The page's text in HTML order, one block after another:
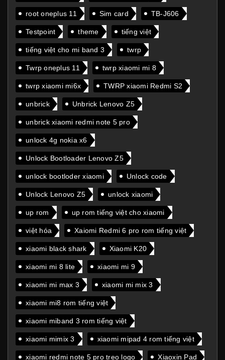
root oneplus 11 Sim card TB-J606
Testpoint theme tiếng việt
tiếng việt cho mi band 3 twrp
Twrp oneplus 11 twrp xiaomi mi 8
twrp xiaomi mi6x TWRP xiaomi Redmi S2
unbrick Unbrick Lenovo Z5
unbrick xiaomi redmi note 5 pro
unlock 4g nokia x6
Unlock Bootloader Lenovo Z5
unlock bootloder xiaomi Unlock code
Unlock Lenovo Z5 unlock xiaomi
up rom up rom tiếng việt cho xiaomi
việt hóa Xaiomi Redmi 6 pro rom tiếng việt
xiaomi black shark Xiaomi K20
xiaomi mi 8 lite xiaomi mi 9
xiaomi mi max 3 xiaomi mi mix 3
xiaomi mi8 rom tiếng việt
xiaomi miband 3 rom tiếng việt
xiaomi mimix 3 xiaomi mipad 4 rom tiếng việt
xiaomi redmi note 5 pro treo logo Xiaoxin Pad